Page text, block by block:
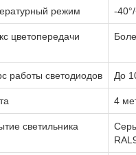
режим -
цветопередачи
работы светодиодов До
4
светильника